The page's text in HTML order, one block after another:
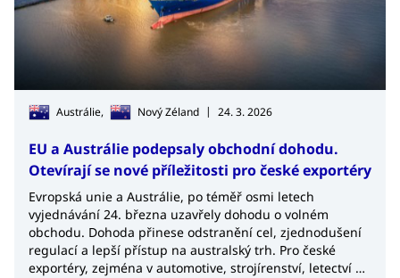
Austrálie, Nový Zéland | 24. 3. 2026
EU a Austrálie podepsaly obchodní dohodu.
Otevírají se nové příležitosti pro české exportéry
Evropská unie a Austrálie, po téměř osmi letech
vyjednávání 24. března uzavřely dohodu o volném
obchodu. Dohoda přinese odstranění cel, zjednodušení
regulací a lepší přístup na australský trh. Pro české
exportéry, zejména v automotive, strojírenství, letectví a